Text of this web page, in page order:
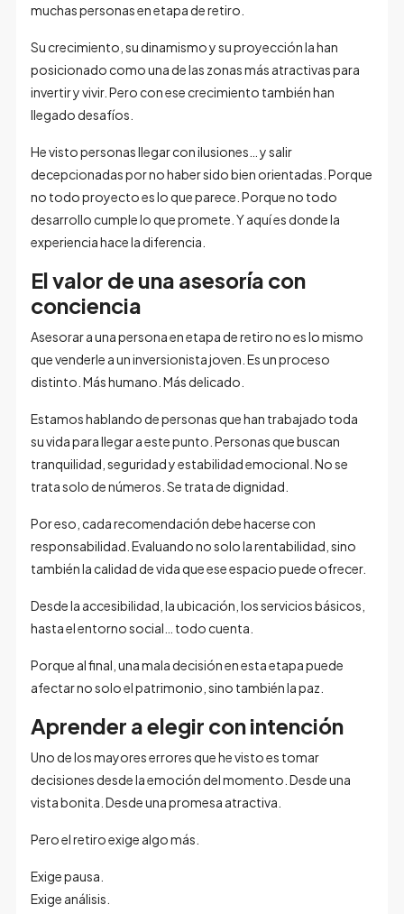
muchas personas en etapa de retiro.
Su crecimiento, su dinamismo y su proyección la han
posicionado como una de las zonas más atractivas para
invertir y vivir. Pero con ese crecimiento también han
llegado desafíos.
He visto personas llegar con ilusiones… y salir
decepcionadas por no haber sido bien orientadas. Porque
no todo proyecto es lo que parece. Porque no todo
desarrollo cumple lo que promete. Y aquí es donde la
experiencia hace la diferencia.
El valor de una asesoría con
conciencia
Asesorar a una persona en etapa de retiro no es lo mismo
que venderle a un inversionista joven. Es un proceso
distinto. Más humano. Más delicado.
Estamos hablando de personas que han trabajado toda
su vida para llegar a este punto. Personas que buscan
tranquilidad, seguridad y estabilidad emocional. No se
trata solo de números. Se trata de dignidad.
Por eso, cada recomendación debe hacerse con
responsabilidad. Evaluando no solo la rentabilidad, sino
también la calidad de vida que ese espacio puede ofrecer.
Desde la accesibilidad, la ubicación, los servicios básicos,
hasta el entorno social… todo cuenta.
Porque al final, una mala decisión en esta etapa puede
afectar no solo el patrimonio, sino también la paz.
Aprender a elegir con intención
Uno de los mayores errores que he visto es tomar
decisiones desde la emoción del momento. Desde una
vista bonita. Desde una promesa atractiva.
Pero el retiro exige algo más.
Exige pausa.
Exige análisis.